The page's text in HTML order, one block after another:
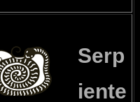
Serp
iente